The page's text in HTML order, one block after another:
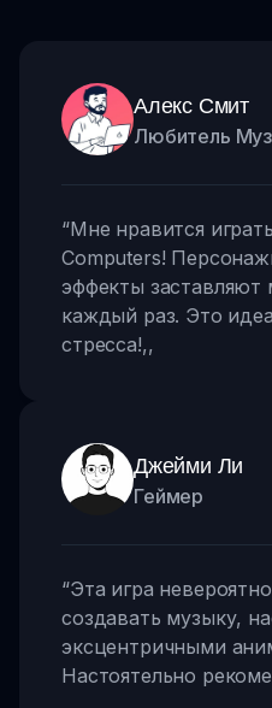
Алекс Смит
Любитель
“Мне нравится
Computers!
эффекты заставляют
каждый раз. Это
стресса!,,
Джейми Ли
Геймер
“Эта игра
создавать музыку,
эксцентричными
Настоятельно